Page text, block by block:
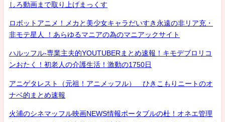
しろ動画まで取り上げまっくす
ロボットアニメ！メカと美少女キャラだいすき永遠の非リア充・
非モテ星人 ！あらゆるマニアの為のマニアックサイト
ハルッフル-専業主夫的YOUTUBERまとめ速報！キモデブロリコ
ンおたく！初老人の介護生活！激動の1750日
アニゲタレスト（元祖！アニメッフル） ひきこもりニートのオ
ナベ的まとめ速報
火浦のシネマッフル映画NEWS情報ポータブルの杜！オネエ管理